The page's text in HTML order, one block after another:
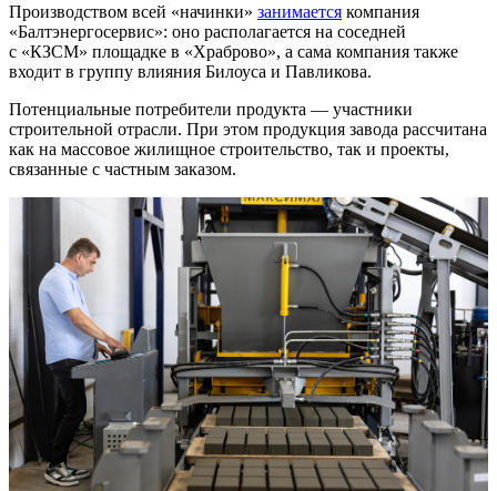
Производством всей «начинки» занимается компания
«Балтэнергосервис»: оно располагается на соседней
с «КЗСМ» площадке в «Храброво», а сама компания также
входит в группу влияния Билоуса и Павликова.
Потенциальные потребители продукта — участники
строительной отрасли. При этом продукция завода рассчитана
как на массовое жилищное строительство, так и проекты,
связанные с частным заказом.